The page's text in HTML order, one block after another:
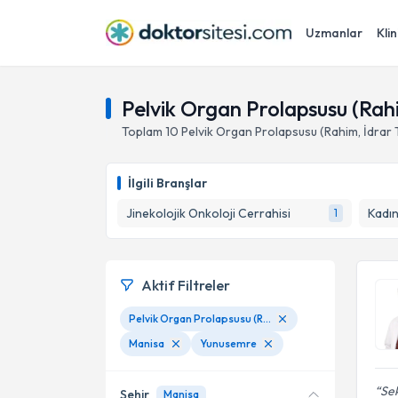
Uzmanlar
Pelvik Organ Prolapsusu
Toplam 10 Pelvik Organ Prolapsusu (Rahim, İdrar
İlgili Branşlar
Jinekolojik Onkoloji Cerrahisi
1
Aktif Filtreler
Pelvik Organ Prolapsusu (Rahim, İdrar Torbası Sarkması)
Manisa
Yunusemre
Şehir Manisa